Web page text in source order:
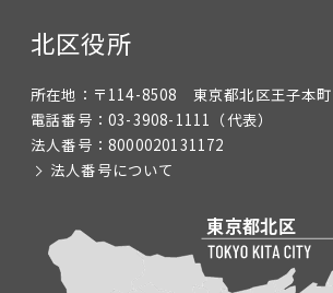
北区役所
所在地： 〒114-8508 東京都北区王子本
電話番号： 03-3908-1111 （代表）
法人番号： 8000020131172
法人番号について